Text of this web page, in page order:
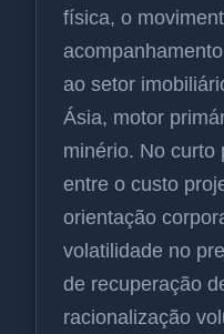
física, o
ao setor
Ásia, motor
minério. No curto
entre o custo
orientação
volatilidade no
de recuperação
racionalização